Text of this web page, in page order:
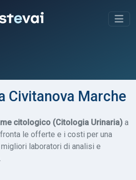
Civitanova Marche
citologico (Citologia Urinaria) a
le offerte e i costi per una
laboratori di analisi e